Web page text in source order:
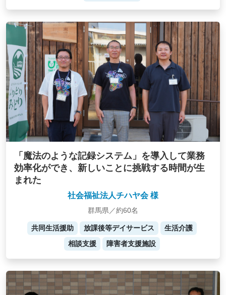
「魔法のような記録システム」を導入して業務
効率化ができ、新しいことに挑戦する時間が生
まれた
社会福祉法人チハヤ会 様
群馬県／約60名
共同生活援助 放課後等デイサービス
生活介護
相談支援
障害者支援施設